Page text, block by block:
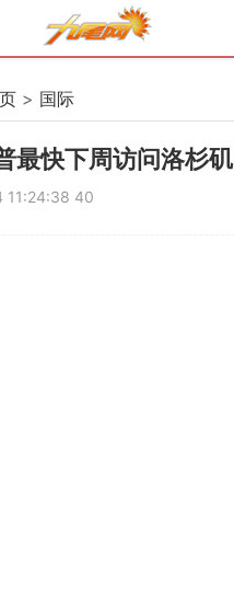
> 国际
最快下周访问洛杉矶
11:24:38 40